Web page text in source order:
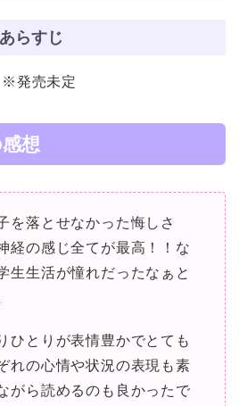
らすじ
※発売未定
想
を落とせなかった悔しさ
経の感じ全てが最高！！な
生生活が憧れだったなぁと
ひとりが表情豊かでとても
れの心情や状況の表現も素
がら読めるのも良かったで